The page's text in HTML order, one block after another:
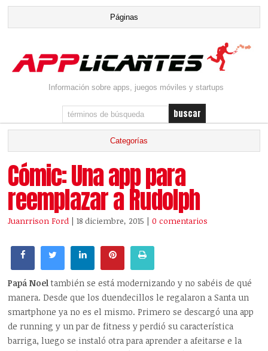
Información sobre apps, juegos móviles y startups
Cómic: Una app para
reemplazar a Rudolph
Juanrrison Ford | 18 diciembre, 2015 |0 comentarios
Papá Noeltambién se está modernizando y no sabéis de qué
manera. Desde que los duendecillos le regalaron a Santa un
smartphone ya no es el mismo. Primero se descargó una app
de running y un par de fitness y perdió su característica
barriga, luego se instaló otra para aprender a afeitarse e la